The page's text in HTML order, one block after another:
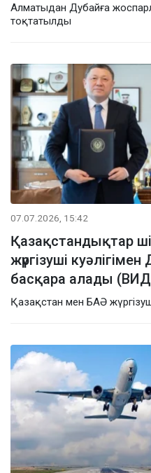
Алматыдан Дубайға
тоқтатылды
07.07.2026, 15:42
Қазақстандықтар
жүргізуші
басқара алады
Қазақстан мен БАӘ